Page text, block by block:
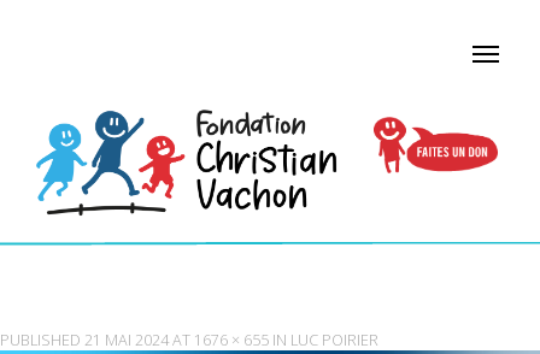
PUBLISHED 21 MAI 2024AT 1676 × 655 IN LUC POIRIER